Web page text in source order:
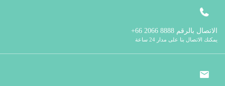
الاتصال بالرقم
يمكنك الاتصال بنا على مدار 24 ساعة